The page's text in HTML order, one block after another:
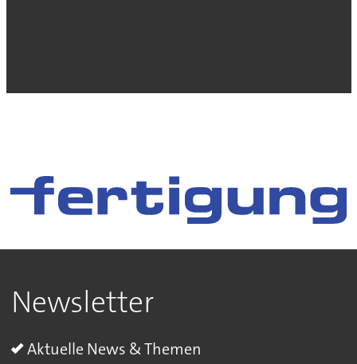
Newsletter
Aktuelle News & Themen